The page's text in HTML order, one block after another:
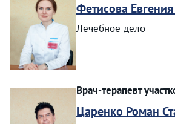
Фетисова
Лечебное дело
Врач-терапевт
Царенко Роман